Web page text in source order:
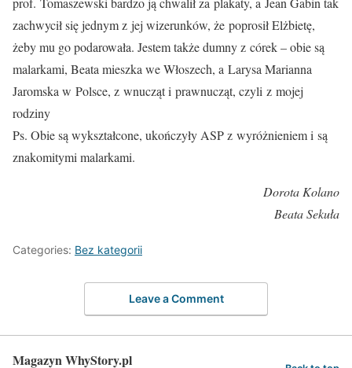
zachwycił się jednym z jej wizerunków, że poprosił Elżbietę,
żeby mu go podarowała. Jestem także dumny z córek – obie są
malarkami, Beata mieszka we Włoszech, a Larysa Marianna
Jaromska w Polsce, z wnucząt i prawnucząt, czyli z mojej
rodziny
Ps. Obie są wykształcone, ukończyły ASP z wyróżnieniem i są
znakomitymi malarkami.
Dorota Kolano
Beata Sekuła
Categories: Bez kategorii
Leave a Comment
Magazyn WhyStory.pl